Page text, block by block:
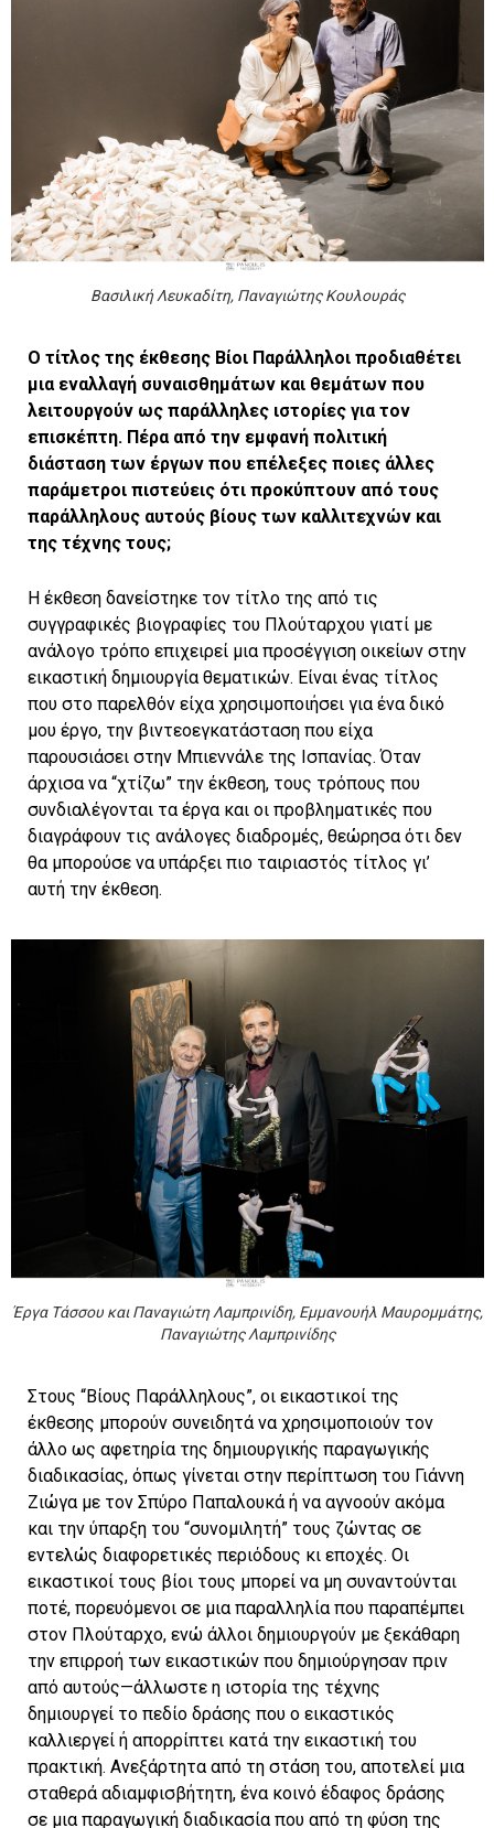
Βασιλική Λευκαδίτη, Παναγιώτης Κουλουράς
O τίτλος της έκθεσης Βίοι Παράλληλοι προδιαθέτει
μια εναλλαγή συναισθημάτων και θεμάτων που
λειτουργούν ως παράλληλες ιστορίες για τον
επισκέπτη. Πέρα από την εμφανή πολιτική
διάσταση των έργων που επέλεξες ποιες άλλες
παράμετροι πιστεύεις ότι προκύπτουν από τους
παράλληλους αυτούς βίους των καλλιτεχνών και
της τέχνης τους;
Η έκθεση δανείστηκε τον τίτλο της από τις
συγγραφικές βιογραφίες του Πλούταρχου γιατί με
ανάλογο τρόπο επιχειρεί μια προσέγγιση οικείων στην
εικαστική δημιουργία θεματικών. Είναι ένας τίτλος
που στο παρελθόν είχα χρησιμοποιήσει για ένα δικό
μου έργο, την βιντεοεγκατάσταση που είχα
παρουσιάσει στην Μπιεννάλε της Ισπανίας. Όταν
άρχισα να “χτίζω” την έκθεση, τους τρόπους που
συνδιαλέγονται τα έργα και οι προβληματικές που
διαγράφουν τις ανάλογες διαδρομές, θεώρησα ότι δεν
θα μπορούσε να υπάρξει πιο ταιριαστός τίτλος γι’
αυτή την έκθεση.
Έργα Τάσσου και Παναγιώτη Λαμπρινίδη, Εμμανουήλ Μαυρομμάτης,
Παναγιώτης Λαμπρινίδης
Στους “Βίους Παράλληλους”, οι εικαστικοί της
έκθεσης μπορούν συνειδητά να χρησιμοποιούν τον
άλλο ως αφετηρία της δημιουργικής παραγωγικής
διαδικασίας, όπως γίνεται στην περίπτωση του Γιάννη
Ζιώγα με τον Σπύρο Παπαλουκά ή να αγνοούν ακόμα
και την ύπαρξη του “συνομιλητή” τους ζώντας σε
εντελώς διαφορετικές περιόδους κι εποχές. Οι
εικαστικοί τους βίοι τους μπορεί να μη συναντούνται
ποτέ, πορευόμενοι σε μια παραλληλία που παραπέμπει
στον Πλούταρχο, ενώ άλλοι δημιουργούν με ξεκάθαρη
την επιρροή των εικαστικών που δημιούργησαν πριν
από αυτούς—άλλωστε η ιστορία της τέχνης
δημιουργεί το πεδίο δράσης που ο εικαστικός
καλλιεργεί ή απορρίπτει κατά την εικαστική του
πρακτική. Ανεξάρτητα από τη στάση του, αποτελεί μια
σταθερά αδιαμφισβήτητη, ένα κοινό έδαφος δράσης
σε μια παραγωγική διαδικασία που από τη φύση της